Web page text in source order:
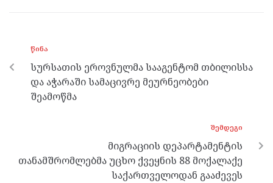
o
o
k
er m p
p
ᲬᲘᲜᲐ
სურსათის ეროვნულმა სააგენტომ თბილისსა
და აჭარაში სამაცივრე მეურნეობები
შეამოწმა
ᲨᲔᲛᲓᲔᲒᲘ
მიგრაციის დეპარტამენტის
თანამშრომლებმა უცხო ქვეყნის 88 მოქალაქე
საქართველოდან გააძევეს